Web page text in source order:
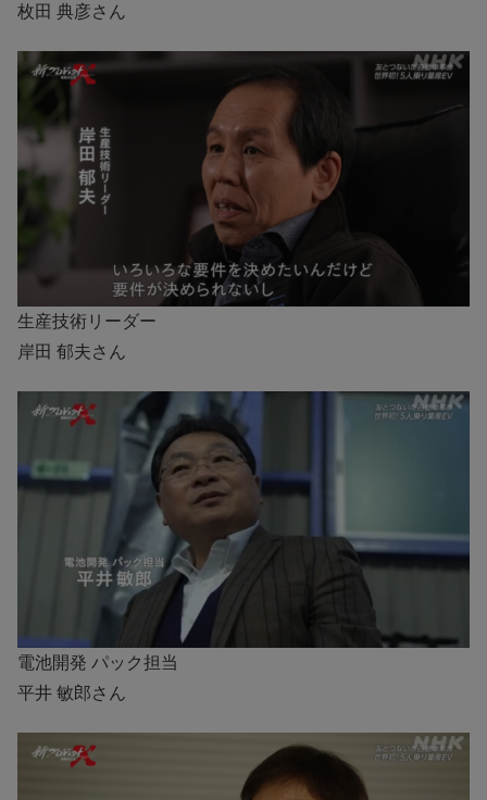
枚田 典彦さん
生産技術リーダー
岸田 郁夫さん
電池開発 パック担当
平井 敏郎さん